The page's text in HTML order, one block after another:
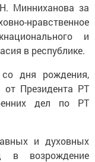
Минниханова за
нравственное
и
в республике.
дня рождения,
от Президента РТ
дел по РТ
и духовных
возрождение